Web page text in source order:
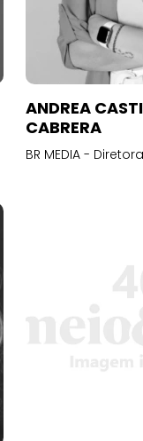
ANDREA
CABRERA
BR MEDIA -